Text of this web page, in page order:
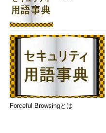
【訂正:2018年09月06日午後19時30
「SaaS」という表現が含まれていま
でした。お詫びして訂正いたします
Forceful Browsingとは